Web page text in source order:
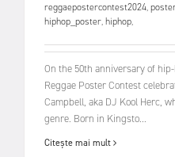
reggaepostercontest2024,
hiphop_poster,hiphop,
On the 50th anniversary of
Reggae Poster Contest
Campbell, aka DJ Kool Herc,
genre. Born in Kingsto...
Citește mai mult